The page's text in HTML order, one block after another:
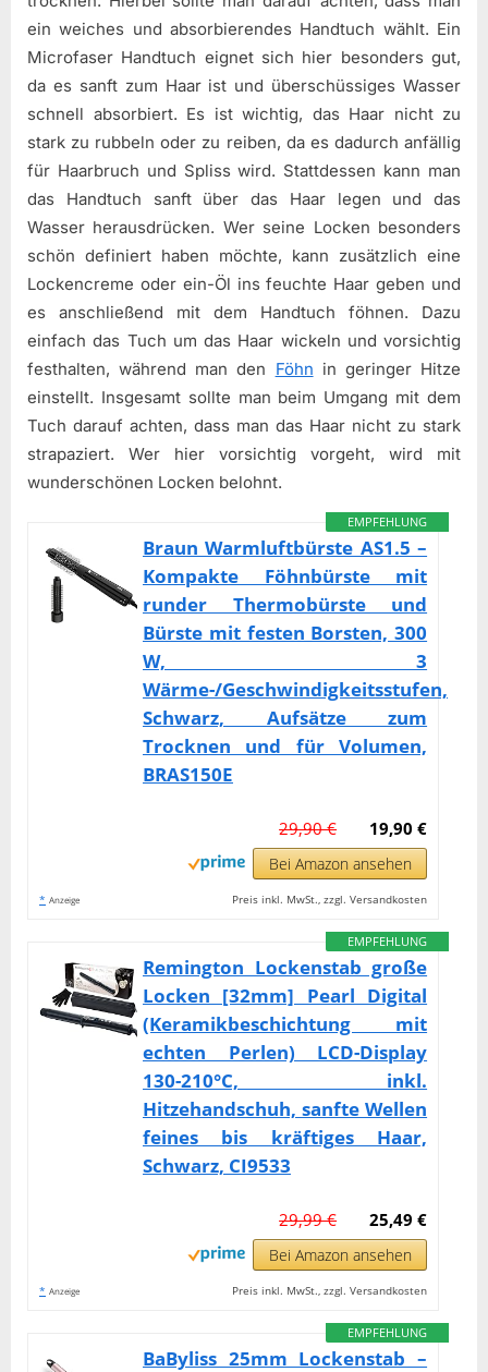
ein weiches und absorbierendes Handtuch wählt. Ein
Microfaser Handtuch eignet sich hier besonders gut,
da es sanft zum Haar ist und überschüssiges Wasser
schnell absorbiert. Es ist wichtig, das Haar nicht zu
stark zu rubbeln oder zu reiben, da es dadurch anfällig
für Haarbruch und Spliss wird. Stattdessen kann man
das Handtuch sanft über das Haar legen und das
Wasser herausdrücken. Wer seine Locken besonders
schön definiert haben möchte, kann zusätzlich eine
Lockencreme oder ein-Öl ins feuchte Haar geben und
es anschließend mit dem Handtuch föhnen. Dazu
einfach das Tuch um das Haar wickeln und vorsichtig
festhalten, während man den Föhn in geringer Hitze
einstellt. Insgesamt sollte man beim Umgang mit dem
Tuch darauf achten, dass man das Haar nicht zu stark
strapaziert. Wer hier vorsichtig vorgeht, wird mit
wunderschönen Locken belohnt.
EMPFEHLUNG
Braun Warmluftbürste AS1.5 –
Kompakte Föhnbürste mit
runder Thermobürste und
Bürste mit festen Borsten, 300
W, 3
Wärme-/Geschwindigkeitsstufen,
Schwarz, Aufsätze zum
Trocknen und für Volumen,
BRAS150E
19,90 €
29,90 €
Bei Amazon ansehen
* Anzeige Preis inkl. MwSt., zzgl. Versandkosten
EMPFEHLUNG
Remington Lockenstab große
Locken [32mm] Pearl Digital
(Keramikbeschichtung mit
echten Perlen) LCD-Display
130-210°C, inkl.
Hitzehandschuh, sanfte Wellen
feines bis kräftiges Haar,
Schwarz, CI9533
25,49 €
29,99 €
Bei Amazon ansehen
* Anzeige Preis inkl. MwSt., zzgl. Versandkosten
EMPFEHLUNG
BaByliss 25mm Lockenstab –